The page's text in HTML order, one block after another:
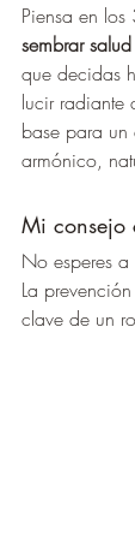
Piensa en
sembrar
que decidas
lucir radiante
base para un
armónico,
Mi consejo
No esperes a
La
clave de un